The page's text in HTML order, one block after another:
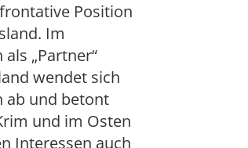
Position
Im
„Partner“
wendet sich
ab und betont
und im Osten
Interessen auch